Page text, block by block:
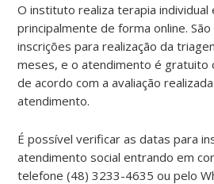
O instituto realiza terapia individual
principalmente de forma online.
inscrições para realização da
meses, e o atendimento é gratuito
de acordo com a avaliação
atendimento.
É possível verificar as datas para
atendimento social entrando em
telefone (48) 3233-4635 ou pelo